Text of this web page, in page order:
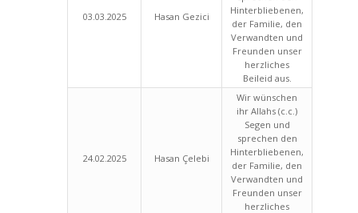
03.03.2025 Hasan Gezici
Hinterbliebenen,
der Familie, den
Verwandten und
Freunden unser
herzliches
Beileid aus.
24.02.2025 Hasan Çelebi
Wir wünschen
ihr Allahs (c.c.)
Segen und
sprechen den
Hinterbliebenen,
der Familie, den
Verwandten und
Freunden unser
herzliches